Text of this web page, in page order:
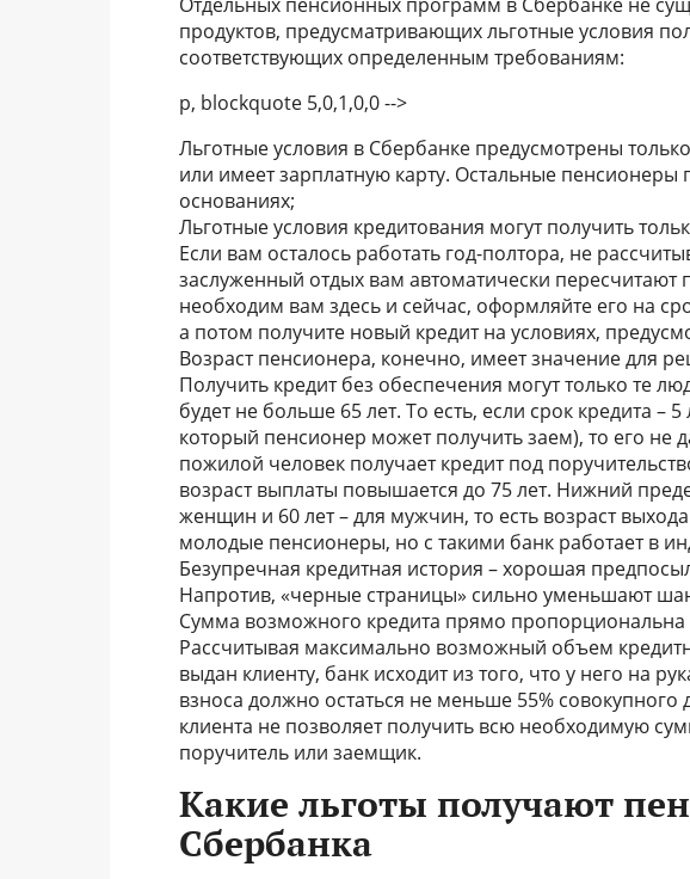
продуктов, предусматривающих льготные условия
соответствующих определенным требованиям:
p, blockquote 5,0,1,0,0 -->
Льготные условия в Сбербанке предусмотрены
или имеет зарплатную карту. Остальные
основаниях;
Льготные условия кредитования могут получить
Если вам осталось работать год-полтора, не
заслуженный отдых вам автоматически пересчитают
необходим вам здесь и сейчас, оформляйте его на
а потом получите новый кредит на условиях,
Возраст пенсионера, конечно, имеет значение для
Получить кредит без обеспечения могут только те
будет не больше 65 лет. То есть, если срок кредита –
который пенсионер может получить заем), то его не
пожилой человек получает кредит под
возраст выплаты повышается до 75 лет. Нижний
женщин и 60 лет – для мужчин, то есть возраст
молодые пенсионеры, но с такими банк работает в
Безупречная кредитная история – хорошая
Напротив, «черные страницы» сильно уменьшают
Сумма возможного кредита прямо
Рассчитывая максимально возможный объем
выдан клиенту, банк исходит из того, что у него на
взноса должно остаться не меньше 55% совокупного
клиента не позволяет получить всю необходимую
поручитель или заемщик.
Какие льготы получают
Сбербанка